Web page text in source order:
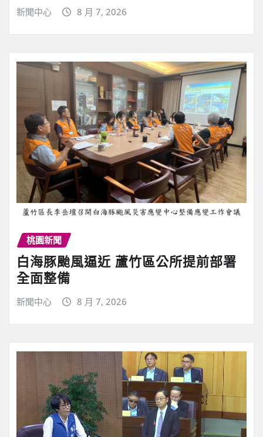
新聞中心 8 月 7, 2026
桃園新聞
白海豚颱風逼近 蘆竹區公所提前部署
全面整備
新聞中心 8 月 7, 2026